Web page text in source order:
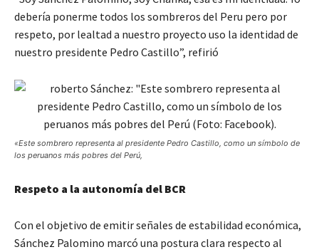
debería ponerme todos los sombreros del Peru pero por
respeto, por lealtad a nuestro proyecto uso la identidad de
nuestro presidente Pedro Castillo”, refirió
«Este sombrero representa al presidente Pedro Castillo, como un símbolo de
los peruanos más pobres del Perú,
Respeto a la autonomía del BCR
Con el objetivo de emitir señales de estabilidad económica,
Sánchez Palomino marcó una postura clara respecto al